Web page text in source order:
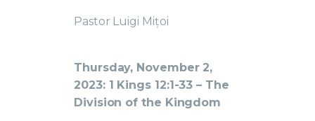
Pastor Luigi Mițoi
Thursday, November 2,
2023: 1 Kings 12:1-33 – The
Division of the Kingdom